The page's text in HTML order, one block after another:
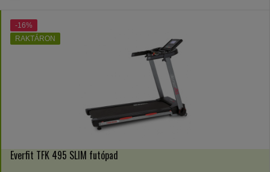
Everfit TFK 495 SLIM futópad
-16%
RAKTÁRON